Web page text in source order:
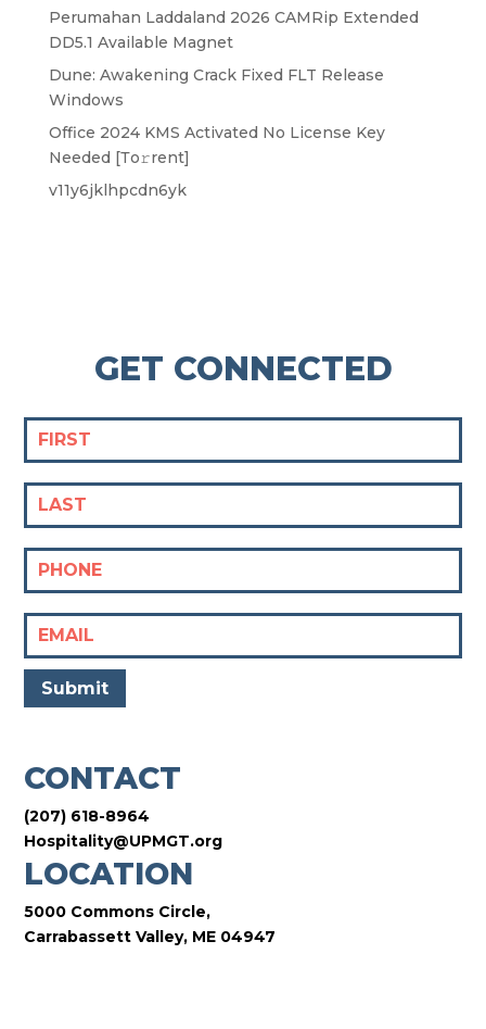
Perumahan Laddaland 2026 CAMRip Extended
DD5.1 Available Magnet
Dune: Awakening Crack Fixed FLT Release
Windows
Office 2024 KMS Activated No License Key
Needed [Тo𝚛rent]
v11y6jklhpcdn6yk
GET CONNECTED
Form
Submit
CONTACT
(207) 618-8964
Hospitality@UPMGT.org
LOCATION
5000 Commons Circle,
Carrabassett Valley, ME 04947